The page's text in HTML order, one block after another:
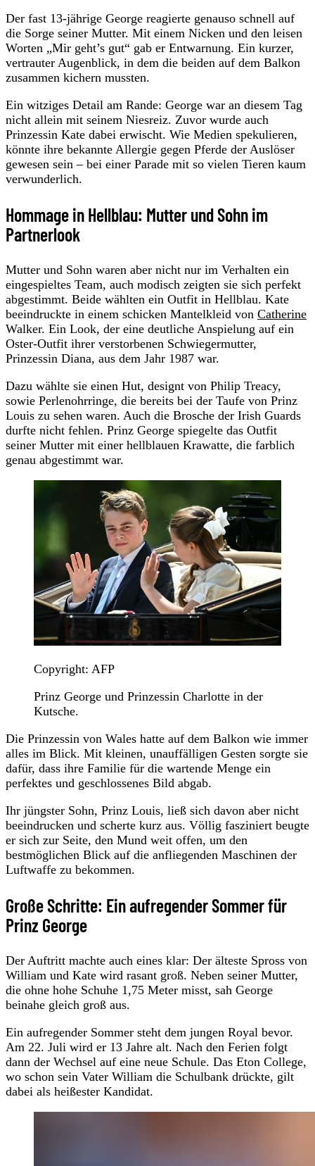
Der fast 13-jährige George reagierte genauso schnell auf
die Sorge seiner Mutter. Mit einem Nicken und den leisen
Worten „Mir geht’s gut“ gab er Entwarnung. Ein kurzer,
vertrauter Augenblick, in dem die beiden auf dem Balkon
zusammen kichern mussten.
Ein witziges Detail am Rande: George war an diesem Tag
nicht allein mit seinem Niesreiz. Zuvor wurde auch
Prinzessin Kate dabei erwischt. Wie Medien spekulieren,
könnte ihre bekannte Allergie gegen Pferde der Auslöser
gewesen sein – bei einer Parade mit so vielen Tieren kaum
verwunderlich.
Hommage in Hellblau: Mutter und Sohn im
Partnerlook
Mutter und Sohn waren aber nicht nur im Verhalten ein
eingespieltes Team, auch modisch zeigten sie sich perfekt
abgestimmt. Beide wählten ein Outfit in Hellblau. Kate
beeindruckte in einem schicken Mantelkleid von Catherine
Walker. Ein Look, der eine deutliche Anspielung auf ein
Oster-Outfit ihrer verstorbenen Schwiegermutter,
Prinzessin Diana, aus dem Jahr 1987 war.
Dazu wählte sie einen Hut, designt von Philip Treacy,
sowie Perlenohrringe, die bereits bei der Taufe von Prinz
Louis zu sehen waren. Auch die Brosche der Irish Guards
durfte nicht fehlen. Prinz George spiegelte das Outfit
seiner Mutter mit einer hellblauen Krawatte, die farblich
genau abgestimmt war.
Copyright: AFP
Prinz George und Prinzessin Charlotte in der
Kutsche.
Die Prinzessin von Wales hatte auf dem Balkon wie immer
alles im Blick. Mit kleinen, unauffälligen Gesten sorgte sie
dafür, dass ihre Familie für die wartende Menge ein
perfektes und geschlossenes Bild abgab.
Ihr jüngster Sohn, Prinz Louis, ließ sich davon aber nicht
beeindrucken und scherte kurz aus. Völlig fasziniert beugte
er sich zur Seite, den Mund weit offen, um den
bestmöglichen Blick auf die anfliegenden Maschinen der
Luftwaffe zu bekommen.
Große Schritte: Ein aufregender Sommer für
Prinz George
Der Auftritt machte auch eines klar: Der älteste Spross von
William und Kate wird rasant groß. Neben seiner Mutter,
die ohne hohe Schuhe 1,75 Meter misst, sah George
beinahe gleich groß aus.
Ein aufregender Sommer steht dem jungen Royal bevor.
Am 22. Juli wird er 13 Jahre alt. Nach den Ferien folgt
dann der Wechsel auf eine neue Schule. Das Eton College,
wo schon sein Vater William die Schulbank drückte, gilt
dabei als heißester Kandidat.